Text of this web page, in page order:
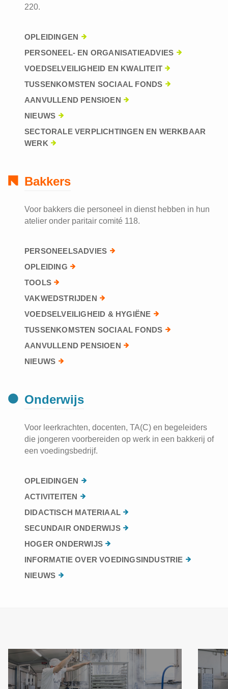
220.
OPLEIDINGEN
PERSONEEL- EN ORGANISATIEADVIES
VOEDSELVEILIGHEID EN KWALITEIT
TUSSENKOMSTEN SOCIAAL FONDS
AANVULLEND PENSIOEN
NIEUWS
SECTORALE VERPLICHTINGEN EN WERKBAAR
WERK
Bakkers
Voor bakkers die personeel in dienst hebben in hun
atelier onder paritair comité 118.
PERSONEELSADVIES
OPLEIDING
TOOLS
VAKWEDSTRIJDEN
VOEDSELVEILIGHEID & HYGIËNE
TUSSENKOMSTEN SOCIAAL FONDS
AANVULLEND PENSIOEN
NIEUWS
Onderwijs
Voor leerkrachten, docenten, TA(C) en begeleiders
die jongeren voorbereiden op werk in een bakkerij of
een voedingsbedrijf.
OPLEIDINGEN
ACTIVITEITEN
DIDACTISCH MATERIAAL
SECUNDAIR ONDERWIJS
HOGER ONDERWIJS
INFORMATIE OVER VOEDINGSINDUSTRIE
NIEUWS